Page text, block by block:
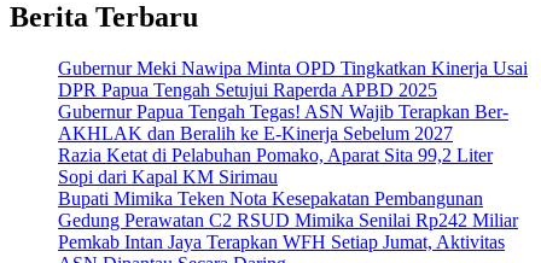
Papua
Pegunungan
Berduka
Berita Terbaru
Gubernur Meki Nawipa Minta OPD Tingkatkan Kinerja Usai
DPR Papua Tengah Setujui Raperda APBD 2025
Gubernur Papua Tengah Tegas! ASN Wajib Terapkan Ber-
AKHLAK dan Beralih ke E-Kinerja Sebelum 2027
Razia Ketat di Pelabuhan Pomako, Aparat Sita 99,2 Liter
Sopi dari Kapal KM Sirimau
Bupati Mimika Teken Nota Kesepakatan Pembangunan
Gedung Perawatan C2 RSUD Mimika Senilai Rp242 Miliar
Pemkab Intan Jaya Terapkan WFH Setiap Jumat, Aktivitas